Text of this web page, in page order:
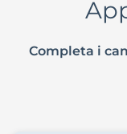
Completa i